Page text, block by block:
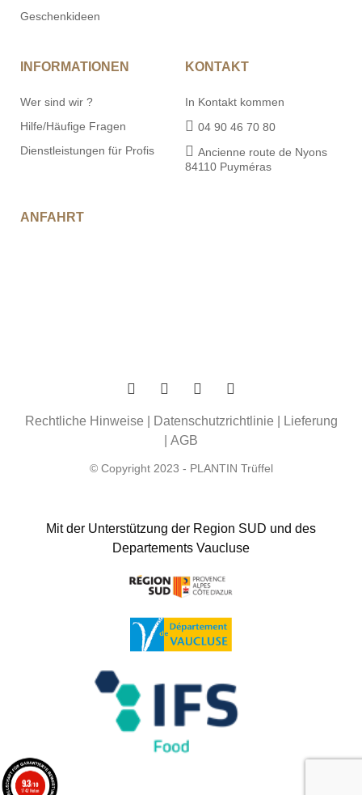
Geschenkideen
INFORMATIONEN
Wer sind wir ?
Hilfe/Häufige Fragen
Dienstleistungen für Profis
KONTAKT
In Kontakt kommen
04 90 46 70 80
Ancienne route de Nyons
84110 Puyméras
ANFAHRT
© Copyright 2023 - PLANTIN Trüffel
Rechtliche Hinweise Datenschutzrichtlinie
Lieferung
AGB
Mit der Unterstützung der Region SUD und des
Departements Vaucluse
9.3/10
1742 Noten